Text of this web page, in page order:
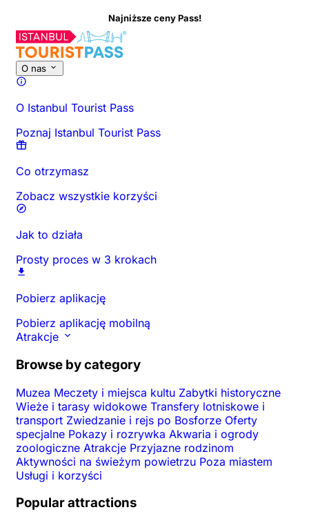
Najniższe ceny Pass!
O nas
O Istanbul Tourist Pass
Poznaj Istanbul Tourist Pass
Co otrzymasz
Zobacz wszystkie korzyści
Jak to działa
Prosty proces w 3 krokach
Pobierz aplikację
Pobierz aplikację mobilną
Atrakcje
Browse by category
Muzea Meczety i miejsca kultu Zabytki historyczne
Wieże i tarasy widokowe Transfery lotniskowe i
transport Zwiedzanie i rejs po Bosforze Oferty
specjalne Pokazy i rozrywka Akwaria i ogrody
zoologiczne Atrakcje Przyjazne rodzinom
Aktywności na świeżym powietrzu Poza miastem
Usługi i korzyści
Popular attractions